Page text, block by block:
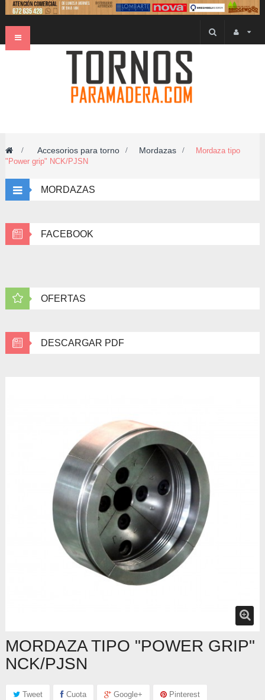
Navegación
> Accesorios para torno > Mordazas >
Mordaza tipo
"Power grip" NCK/PJSN
MORDAZAS
FACEBOOK
OFERTAS
DESCARGAR PDF
MORDAZA TIPO "POWER GRIP"
NCK/PJSN
Tweet Cuota Google+ Pinterest